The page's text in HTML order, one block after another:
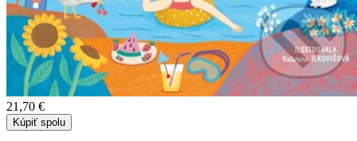
21,70 €
Kúpiť spolu